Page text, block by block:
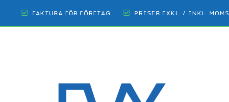
FAKTURA FÖR FÖRETAG PRISER EXKL. / INKL. MOMS